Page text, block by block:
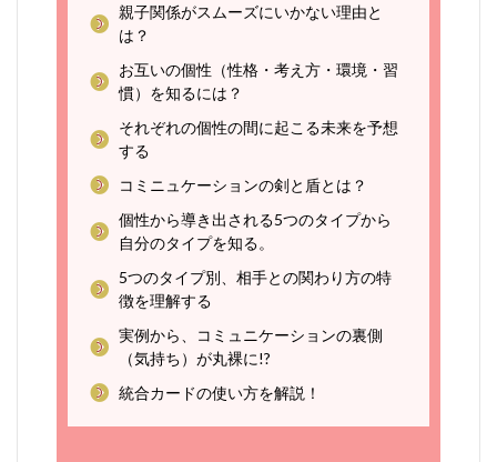
親子関係がスムーズにいかない理由と
は？
お互いの個性（性格・考え方・環境・習
慣）を知るには？
それぞれの個性の間に起こる未来を予想
する
コミニュケーションの剣と盾とは？
個性から導き出される5つのタイプから
自分のタイプを知る。
5つのタイプ別、相手との関わり方の特
徴を理解する
実例から、コミュニケーションの裏側
（気持ち）が丸裸に!?
統合カードの使い方を解説！